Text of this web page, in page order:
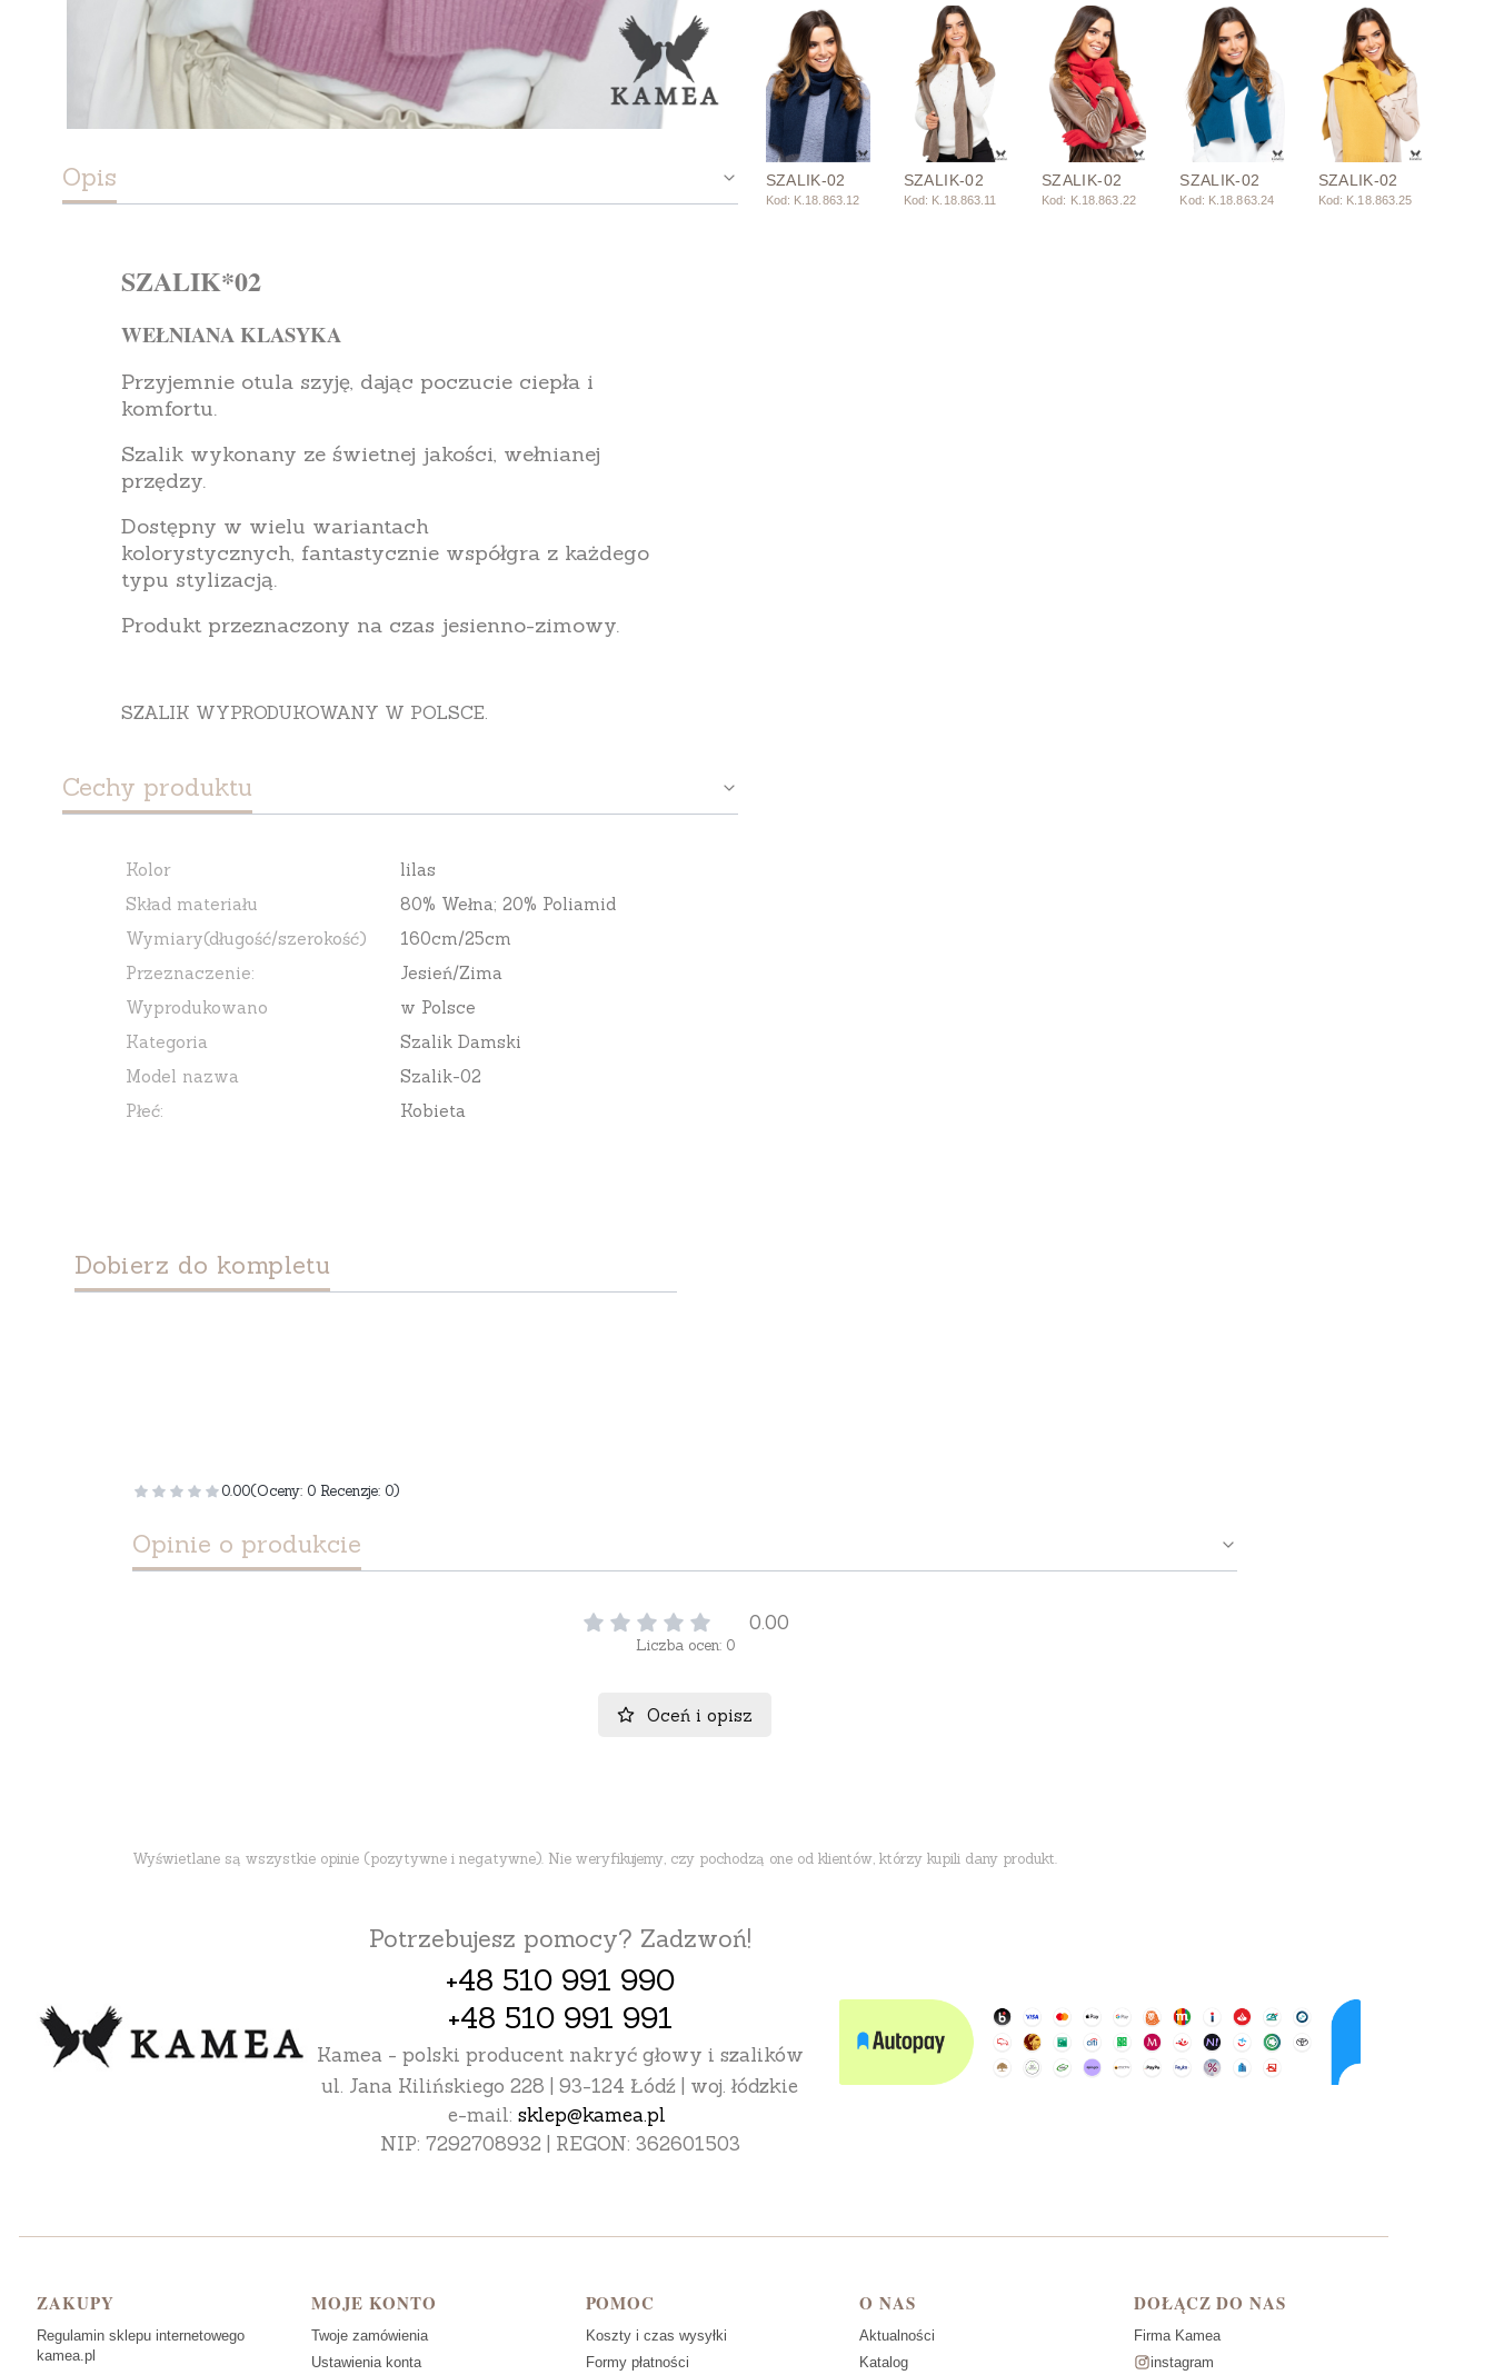
Opis
SZALIK*02
WEŁNIANA KLASYKA
Przyjemnie otula szyję, dając poczucie ciepła i
komfortu.
Szalik wykonany ze świetnej jakości, wełnianej
przędzy.
Dostępny w wielu wariantach
kolorystycznych, fantastycznie współgra z każdego
typu stylizacją.
Produkt przeznaczony na czas jesienno-zimowy.
SZALIK WYPRODUKOWANY W POLSCE.
Cechy produktu
Kolor
lilas
Skład materiału
80% Wełna; 20% Poliamid
Wymiary(długość/szerokość)
160cm/25cm
Przeznaczenie:
Jesień/Zima
Wyprodukowano
w Polsce
Kategoria
Szalik Damski
Model nazwa
Szalik-02
Płeć:
Kobieta
SZALIK-02
Kod: K.18.863.12
SZALIK-02
Kod: K.18.863.11
SZALIK-02
Kod: K.18.863.22
SZALIK-02
Kod: K.18.863.24
SZALIK-02
Kod: K.18.863.25
Dobierz do kompletu
0.00(Oceny: 0 Recenzje: 0)
Opinie o produkcie
0.00
Liczba ocen: 0
Oceń i opisz
Wyświetlane są wszystkie opinie (pozytywne i negatywne). Nie weryfikujemy, czy pochodzą one od klientów, którzy kupili dany produkt.
Potrzebujesz pomocy? Zadzwoń!
+48 510 991 990
+48 510 991 991
Kamea - polski producent nakryć głowy i szalików
ul. Jana Kilińskiego 228 | 93-124 Łódź | woj. łódzkie
e-mail: sklep@kamea.pl
NIP: 7292708932 | REGON: 362601503
Linki w stopce
ZAKUPY
Regulamin sklepu internetowego
kamea.pl
MOJE KONTO
Twoje zamówienia
Ustawienia konta
POMOC
Koszty i czas wysyłki
Formy płatności
O NAS
Aktualności
Katalog
DOŁĄCZ DO NAS
Firma Kamea
instagram